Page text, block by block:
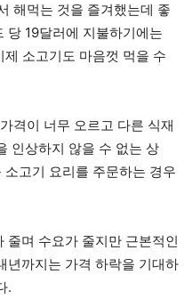
해먹는 것을 즐겨했는데 좋
당 19달러에 지불하기에는
제 소고기도 마음껏 먹을 수
격이 너무 오르고 다른 식재
인상하지 않을 수 없는 상
소고기 요리를 주문하는 경우
줄며 수요가 줄지만 근본적인
년까지는 가격 하락을 기대하
.